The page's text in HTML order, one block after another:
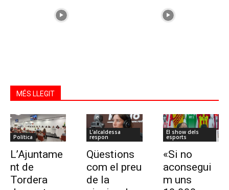
MÉS LLEGIT
Política
L’Ajuntame
nt de
Tordera
L'alcaldessa
respon
Qüestions
com el preu
de la
El show dels
esports
«Si no
aconsegui
m uns